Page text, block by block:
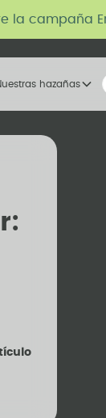
la campaña
hazañas